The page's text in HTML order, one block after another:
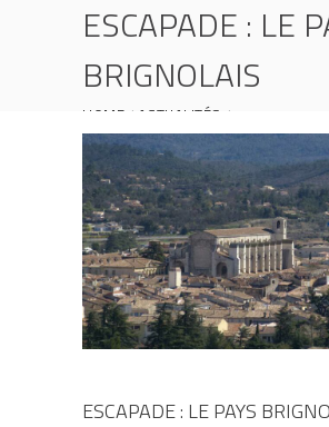
ESCAPADE : LE
BRIGNOLAIS
HOME
ACTUALITÉS
ESCAPADE : LE PAYS BRIGNOLAIS
ESCAPADE : LE PAYS